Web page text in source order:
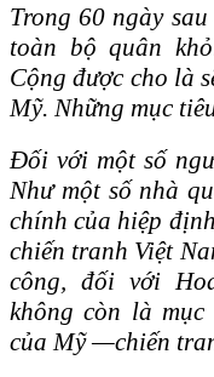
Trong 60 ngày
toàn bộ quân
Cộng được cho là
Mỹ. Những mục
Đối với một số
Như một số nhà
chính của hiệp
chiến tranh Việt
công, đối với
không còn là
của Mỹ —chiến